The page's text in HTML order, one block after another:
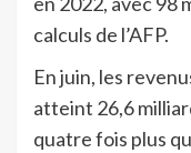
calculs de l’AFP.
En juin, les
atteint 26,6
quatre fois plus